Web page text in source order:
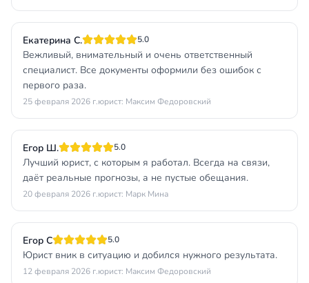
Екатерина С. 5.0
Вежливый, внимательный и очень ответственный
специалист. Все документы оформили без ошибок с
первого раза.
25 февраля 2026 г.юрист: Максим Федоровский
Егор Ш. 5.0
Лучший юрист, с которым я работал. Всегда на связи,
даёт реальные прогнозы, а не пустые обещания.
20 февраля 2026 г.юрист: Марк Мина
Егор С 5.0
Юрист вник в ситуацию и добился нужного результата.
12 февраля 2026 г.юрист: Максим Федоровский